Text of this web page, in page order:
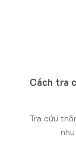
Cách tra
Tra cứu